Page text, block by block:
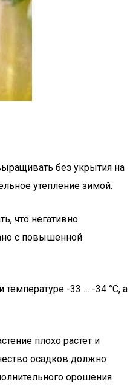
без укрытия на
утепление зимой.
что негативно
с повышенной
температуре -33 … -34 °С, а
плохо растет и
осадков должно
орошения